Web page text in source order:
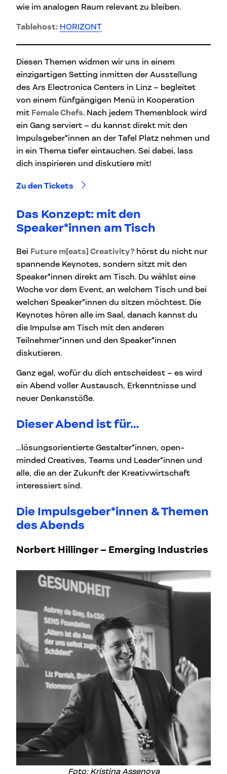
wie im analogen Raum relevant zu bleiben.
Tablehost: HORIZONT
Diesen Themen widmen wir uns in einem
einzigartigen Setting inmitten der Ausstellung
des Ars Electronica Centers in Linz – begleitet
von einem fünfgängigen Menü in Kooperation
mit Female Chefs. Nach jedem Themenblock wird
ein Gang serviert – du kannst direkt mit den
Impulsgeber*innen an der Tafel Platz nehmen und
in ein Thema tiefer eintauchen. Sei dabei, lass
dich inspirieren und diskutiere mit!
Zu den Tickets
Das Konzept: mit den
Speaker*innen am Tisch
Bei Future m[eats] Creativity? hörst du nicht nur
spannende Keynotes, sondern sitzt mit den
Speaker*innen direkt am Tisch. Du wählst eine
Woche vor dem Event, an welchem Tisch und bei
welchen Speaker*innen du sitzen möchtest. Die
Keynotes hören alle im Saal, danach kannst du
die Impulse am Tisch mit den anderen
Teilnehmer*innen und den Speaker*innen
diskutieren.
Ganz egal, wofür du dich entscheidest – es wird
ein Abend voller Austausch, Erkenntnisse und
neuer Denkanstöße.
Dieser Abend ist für…
…lösungsorientierte Gestalter*innen, open-
minded Creatives, Teams und Leader*innen und
alle, die an der Zukunft der Kreativwirtschaft
interessiert sind.
Die Impulsgeber*innen & Themen
des Abends
Norbert Hillinger – Emerging Industries
Foto: Kristina Assenova